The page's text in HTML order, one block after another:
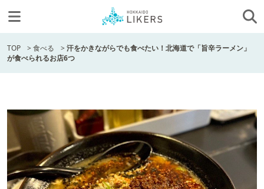
TOP >食べる >汗をかきながらでも食べたい！北海道で「旨辛ラーメン」
が食べられるお店6つ